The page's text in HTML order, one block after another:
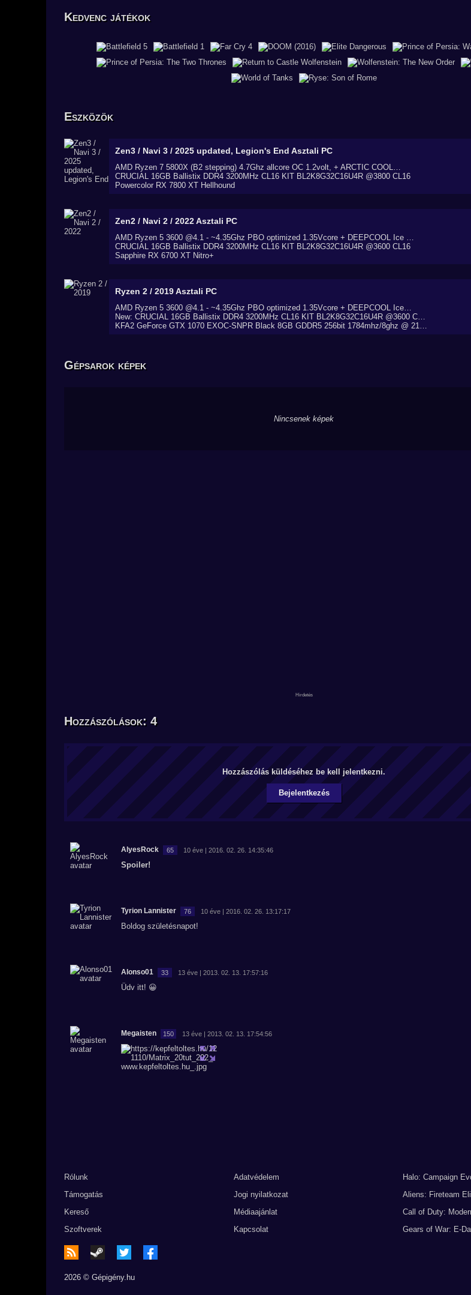
Kedvenc játékok
Eszközök
Zen3 / Navi 3 / 2025 updated, Legion's End Asztali PC
AMD Ryzen 7 5800X (B2 stepping) 4.7Ghz allcore OC 1.2volt, + ARCTIC COOL…
CRUCIAL 16GB Ballistix DDR4 3200MHz CL16 KIT BL2K8G32C16U4R @3800 CL16
Powercolor RX 7800 XT Hellhound
Zen2 / Navi 2 / 2022Asztali PC
AMD Ryzen 5 3600 @4.1 - ~4.35Ghz PBO optimized 1.35Vcore + DEEPCOOL Ice …
CRUCIAL 16GB Ballistix DDR4 3200MHz CL16 KIT BL2K8G32C16U4R @3600 CL16
Sapphire RX 6700 XT Nitro+
Ryzen 2 / 2019Asztali PC
AMD Ryzen 5 3600 @4.1 - ~4.35Ghz PBO optimized 1.35Vcore + DEEPCOOL Ice…
New: CRUCIAL 16GB Ballistix DDR4 3200MHz CL16 KIT BL2K8G32C16U4R @3600 C…
KFA2 GeForce GTX 1070 EXOC-SNPR Black 8GB GDDR5 256bit 1784mhz/8ghz @ 21…
Gépsarok képek
Nincsenek képek
Hozzászólások: 4
Hozzászólás küldéséhez be kell jelentkezni.
Bejelentkezés
AlyesRock 65 10 éve | 2016. 02. 26. 14:35:46
Spoiler!
Tyrion Lannister 76 10 éve | 2016. 02. 26. 13:17:17
Boldog születésnapot!
Alonso01 33 13 éve | 2013. 02. 13. 17:57:16
Üdv itt! 😀
Megaisten 150 13 éve | 2013. 02. 13. 17:54:56
Rólunk
Támogatás
Kereső
Szoftverek
Adatvédelem
Jogi nyilatkozat
Médiaajánlat
Kapcsolat
Halo: Campaign
Aliens: Fireteam
Call of Duty:
Gears of War: E-
2026 © Gépigény.hu